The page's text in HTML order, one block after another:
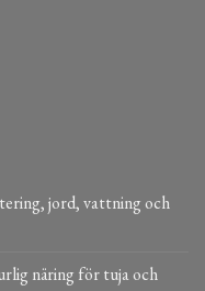
jord, vattning och
näring för tuja och